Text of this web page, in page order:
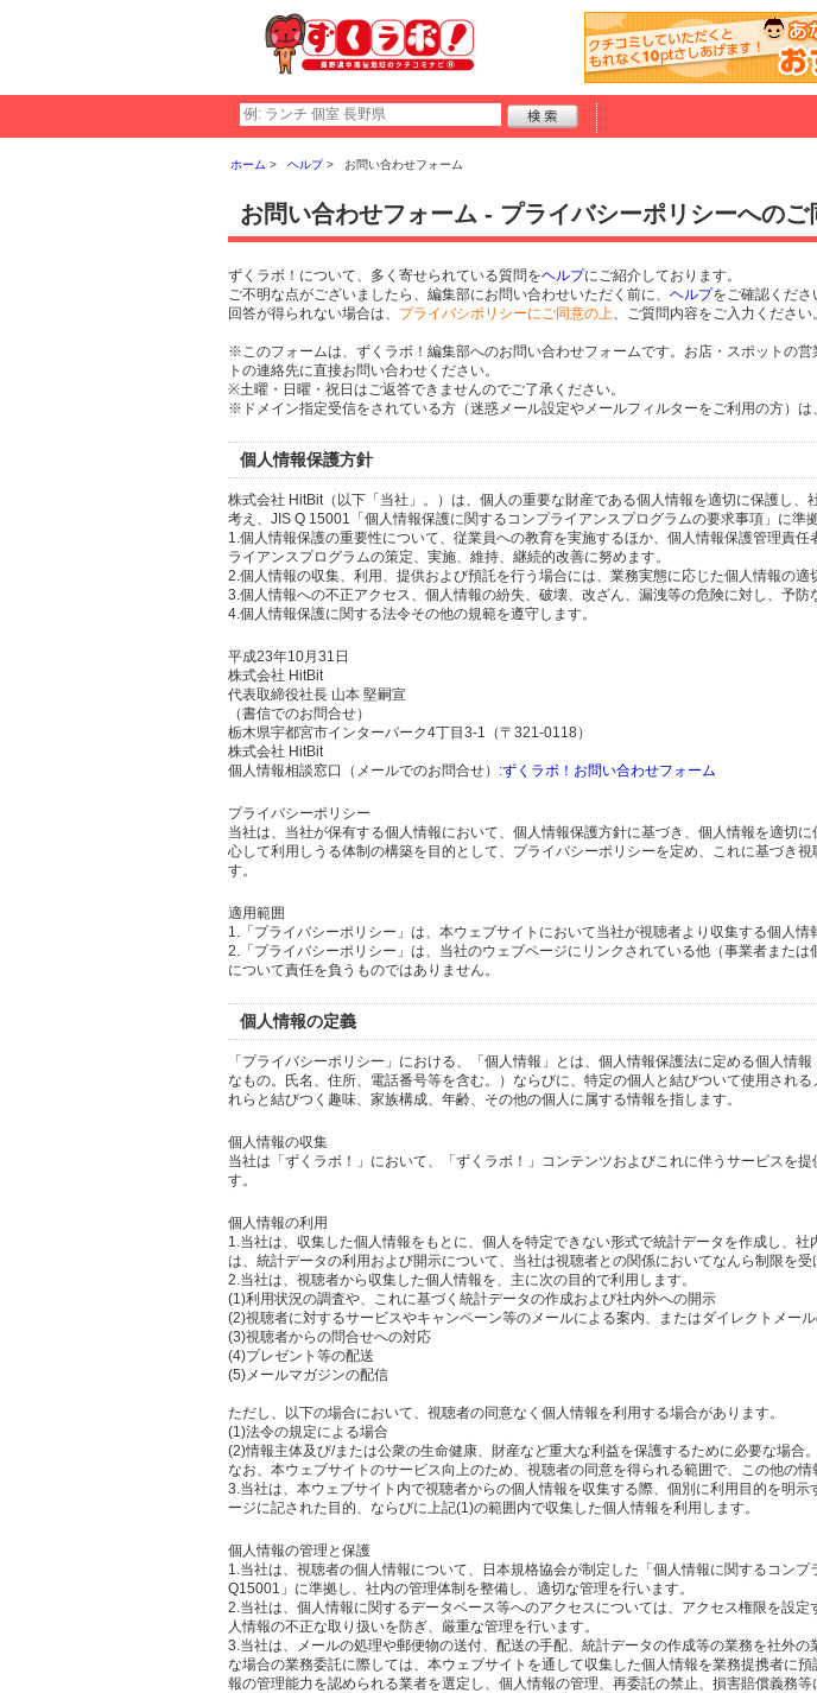
ホーム ヘルプ お問い合わせフォーム
お問い合わせフォーム - プライバシーポリシーへのご
ずくラボ！について、多く寄せられている質問をヘルプにご紹介しております。
ご不明な点がございましたら、編集部にお問い合わせいただく前に、 ヘルプをご確認くださ
回答が得られない場合は、 プライバシポリシーにご同意の上、ご質問内容をご入力ください。
※このフォームは、ずくラボ！編集部へのお問い合わせフォームです。お店・スポットの
トの連絡先に直接お問い合わせください。
※土曜・日曜・祝日はご返答できませんのでご了承ください。
※ドメイン指定受信をされている方（迷惑メール設定やメールフィルターをご利用の方）は
個人情報保護方針
株式会社 HitBit（以下「当社」。）は、個人の重要な財産である個人情報を適切に保護し、
考え、JIS Q 15001「個人情報保護に関するコンプライアンスプログラムの要求事項」に準
1.個人情報保護の重要性について、従業員への教育を実施するほか、個人情報保護管理責
ライアンスプログラムの策定、実施、維持、継続的改善に努めます。
2.個人情報の収集、利用、提供および預託を行う場合には、業務実態に応じた個人情報の適
3.個人情報への不正アクセス、個人情報の紛失、破壊、改ざん、漏洩等の危険に対し、予防
4.個人情報保護に関する法令その他の規範を遵守します。
平成23年10月31日
株式会社 HitBit
代表取締役社長 山本 堅嗣宣
（書信でのお問合せ）
栃木県宇都宮市インターパーク4丁目3-1（〒321-0118）
株式会社 HitBit
個人情報相談窓口（メールでのお問合せ）:ずくラボ！お問い合わせフォーム
プライバシーポリシー
当社は、当社が保有する個人情報において、個人情報保護方針に基づき、個人情報を適切
心して利用しうる体制の構築を目的として、プライバシーポリシーを定め、これに基づき
す。
適用範囲
1.「プライバシーポリシー」は、本ウェブサイトにおいて当社が視聴者より収集する個人情
2.「プライバシーポリシー」は、当社のウェブページにリンクされている他（事業者また
について責任を負うものではありません。
個人情報の定義
「プライバシーポリシー」における、「個人情報」とは、個人情報保護法に定める個人情
なもの。氏名、住所、電話番号等を含む。）ならびに、特定の個人と結びついて使用され
れらと結びつく趣味、家族構成、年齢、その他の個人に属する情報を指します。
個人情報の収集
当社は「ずくラボ！」において、「ずくラボ！」コンテンツおよびこれに伴うサービスを
す。
個人情報の利用
1.当社は、収集した個人情報をもとに、個人を特定できない形式で統計データを作成し、
は、統計データの利用および開示について、当社は視聴者との関係においてなんら制限を受
2.当社は、視聴者から収集した個人情報を、主に次の目的で利用します。
(1)利用状況の調査や、これに基づく統計データの作成および社内外への開示
(2)視聴者に対するサービスやキャンペーン等のメールによる案内、またはダイレクトメー
(3)視聴者からの問合せへの対応
(4)プレゼント等の配送
(5)メールマガジンの配信
ただし、以下の場合において、視聴者の同意なく個人情報を利用する場合があります。
(1)法令の規定による場合
(2)情報主体及び/または公衆の生命健康、財産など重大な利益を保護するために必要な場合。
なお、本ウェブサイトのサービス向上のため、視聴者の同意を得られる範囲で、この他の情
3.当社は、本ウェブサイト内で視聴者からの個人情報を収集する際、個別に利用目的を明
ージに記された目的、ならびに上記(1)の範囲内で収集した個人情報を利用します。
個人情報の管理と保護
1.当社は、視聴者の個人情報について、日本規格協会が制定した「個人情報に関するコン
Q15001」に準拠し、社内の管理体制を整備し、適切な管理を行います。
2.当社は、個人情報に関するデータベース等へのアクセスについては、アクセス権限を設
人情報の不正な取り扱いを防ぎ、厳重な管理を行います。
3.当社は、メールの処理や郵便物の送付、配送の手配、統計データの作成等の業務を社外
な場合の業務委託に際しては、本ウェブサイトを通して収集した個人情報を業務提携者に
報の管理能力を認められる業者を選定し、個人情報の管理、再委託の禁止、損害賠償義務